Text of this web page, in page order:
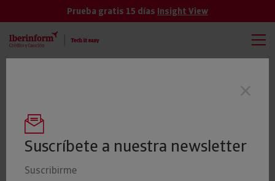
Prueba gratis 15 días Insight View
Últimas noticias
Suscríbete a nuestra newsletter
Suscribirme